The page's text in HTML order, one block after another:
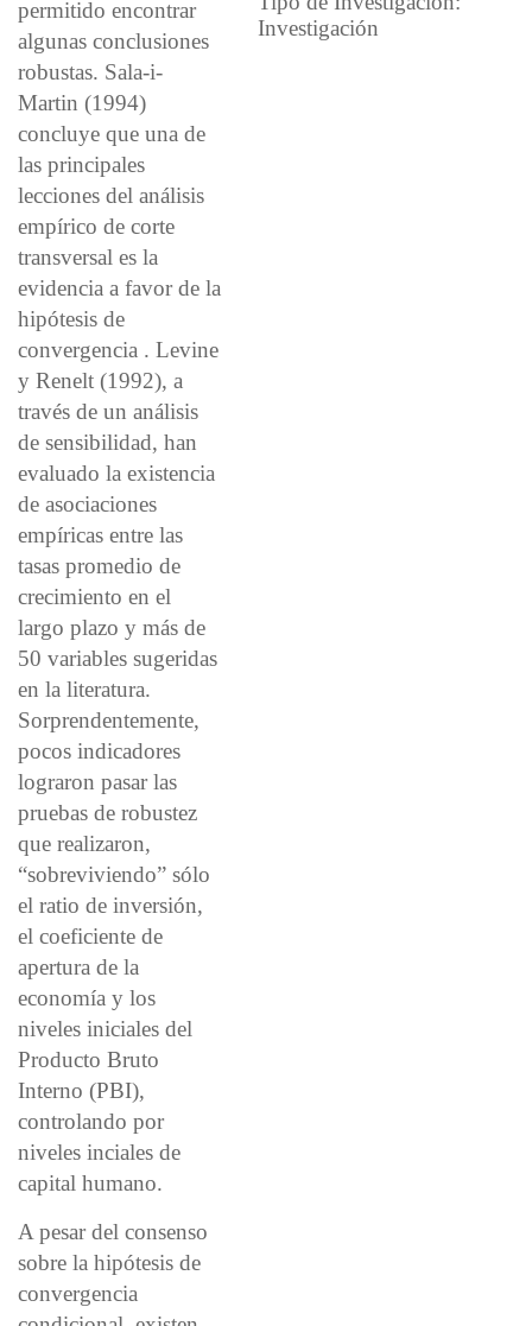
permitido encontrar
algunas conclusiones
robustas. Sala-i-
Martin (1994)
concluye que una de
las principales
lecciones del análisis
empírico de corte
transversal es la
evidencia a favor de la
hipótesis de
convergencia . Levine
y Renelt (1992), a
través de un análisis
de sensibilidad, han
evaluado la existencia
de asociaciones
empíricas entre las
tasas promedio de
crecimiento en el
largo plazo y más de
50 variables sugeridas
en la literatura.
Sorprendentemente,
pocos indicadores
lograron pasar las
pruebas de robustez
que realizaron,
“sobreviviendo” sólo
el ratio de inversión,
el coeficiente de
apertura de la
economía y los
niveles iniciales del
Producto Bruto
Interno (PBI),
controlando por
niveles inciales de
capital humano.
A pesar del consenso
sobre la hipótesis de
convergencia
Investigación